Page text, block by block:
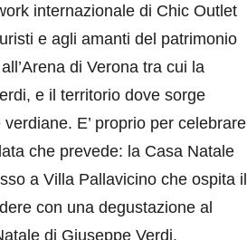
internazionale di Chic Outlet
e agli amanti del patrimonio
di Verona tra cui la
e il territorio dove sorge
E’ proprio per celebrare
che prevede: la Casa Natale
a Villa Pallavicino che ospita il
con una degustazione al
di Giuseppe Verdi.